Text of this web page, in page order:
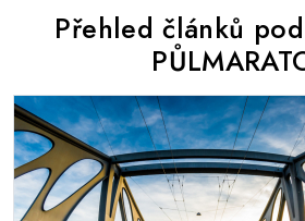
Přehled článků